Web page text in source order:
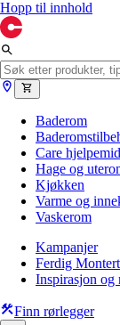
Hopp til innhold
Baderom
Care
Hage og
Kjøkken
Varme og
Vaskerom
Kampanjer
Ferdig Montert
Inspirasjon og
Finn rørlegger